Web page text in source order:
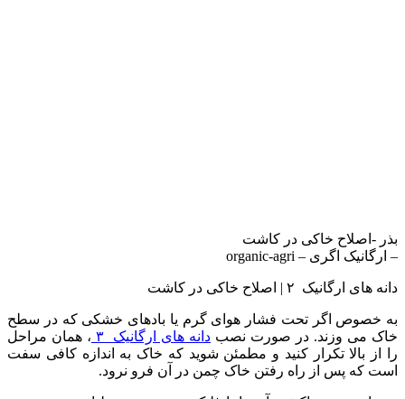
بذر -اصلاح خاکی در کاشت
– ارگانیک اگری – organic-agri
دانه های ارگانیک ۲ | اصلاح خاکی در کاشت
به خصوص اگر تحت فشار هوای گرم یا بادهای خشکی که در سطح
خاک می وزند. در صورت نصب دانه های ارگانیک ۳
، همان مراحل
را از بالا تکرار کنید و مطمئن شوید که خاک به اندازه کافی سفت
است که پس از راه رفتن خاک چمن در آن فرو نرود.